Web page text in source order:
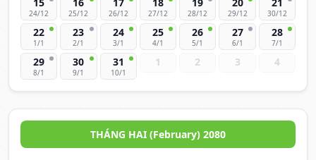
24/12 25/12 26/12 27/12 28/12 29/12 30/12
22
1/1
23
2/1
24
3/1
25
4/1
26
5/1
27
6/1
28
7/1
29
8/1
30
9/1
31
10/1
1 2 3 4
THÁNG HAI (February) 2080